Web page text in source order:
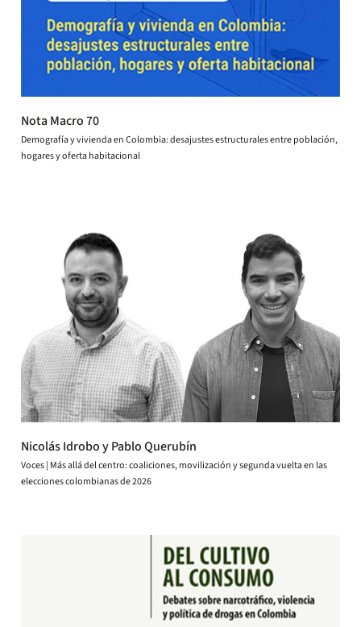
Nota Macro 70
Demografía y vivienda en Colombia: desajustes estructurales entre población,
hogares y oferta habitacional
Nicolás Idrobo y Pablo Querubín
Voces | Más allá del centro: coaliciones, movilización y segunda vuelta en las
elecciones colombianas de 2026